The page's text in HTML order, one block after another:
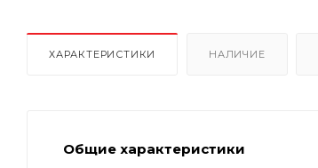
ХАРАКТЕРИСТИКИ НАЛИЧИЕ
Общие характеристики